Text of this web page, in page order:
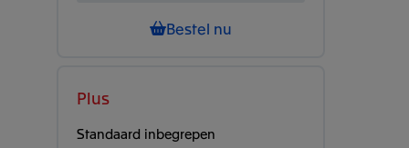
Bestel nu
Plus
Standaard inbegrepen